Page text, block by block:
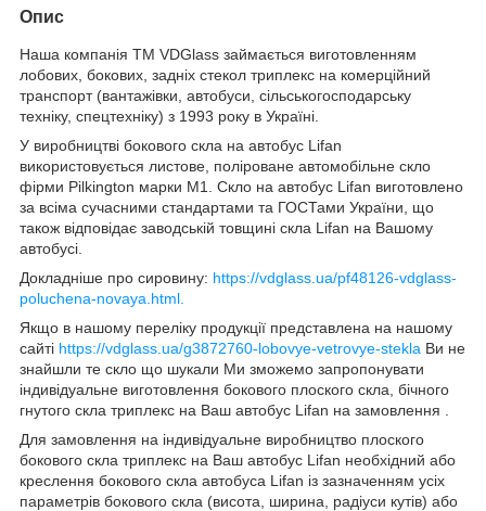
Опис
Наша компанія ТМ VDGlass займається виготовленням
лобових, бокових, задніх стекол триплекс на комерційний
транспорт (вантажівки, автобуси, сільськогосподарську
техніку, спецтехніку) з 1993 року в Україні.
У виробництві бокового скла на автобус Lifan
використовується листове, поліроване автомобільне скло
фірми Pilkington марки М1. Скло на автобус Lifan виготовлено
за всіма сучасними стандартами та ГОСТами України, що
також відповідає заводській товщині скла Lifan на Вашому
автобусі.
Докладніше про сировину: https://vdglass.ua/pf48126-vdglass-
poluchena-novaya.html.
Якщо в нашому переліку продукції представлена на нашому
сайті https://vdglass.ua/g3872760-lobovye-vetrovye-stekla Ви не
знайшли те скло що шукали Ми зможемо запропонувати
індивідуальне виготовлення бокового плоского скла, бічного
гнутого скла триплекс на Ваш автобус Lifan на замовлення .
Для замовлення на індивідуальне виробництво плоского
бокового скла триплекс на Ваш автобус Lifan необхідний або
креслення бокового скла автобуса Lifan із зазначенням усіх
параметрів бокового скла (висота, ширина, радіуси кутів) або